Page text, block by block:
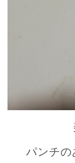
パンチの